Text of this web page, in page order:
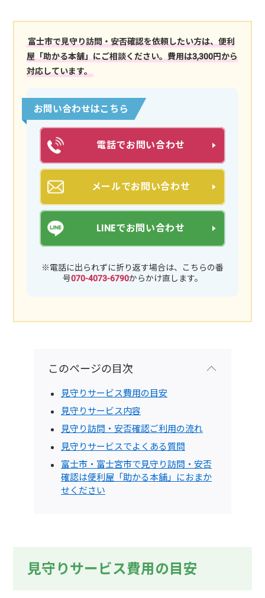
富士市で見守り訪問・安否確認を依頼したい方は、便利
屋「助かる本舗」にご相談ください。費用は3,300円から
対応しています。
お問い合わせはこちら
電話でお問い合わせ
メールでお問い合わせ
LINEでお問い合わせ
※電話に出られずに折り返す場合は、こちらの番
号070-4073-6790からかけ直します。
このページの目次
見守りサービス費用の目安
見守りサービス内容
見守り訪問・安否確認ご利用の流れ
見守りサービスでよくある質問
富士市・富士宮市で見守り訪問・安否
確認は便利屋「助かる本舗」におまか
せください
見守りサービス費用の目安